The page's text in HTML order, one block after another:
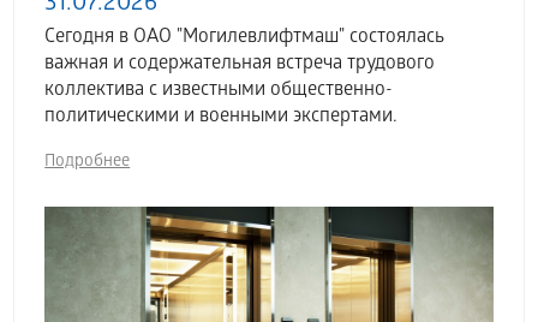
Сегодня в ОАО "Могилевлифтмаш" состоялась
важная и содержательная встреча трудового
коллектива с известными общественно-
политическими и военными экспертами.
Подробнее